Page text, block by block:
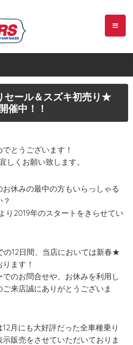
セール＆スズキ初売り★
催中！！
とうございます！
しくお願い致します。
休みの最中の方もいらっしゃる
り2019年のスタートをきらせてい
の12日間、当店においては新春★
ます！
のお問合せや、お休みを利用し
来店誠にありがとうございま
月にも大好評だった全車種乗り
販売をさせていただいておりま